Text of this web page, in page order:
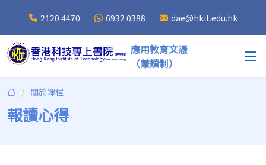
2120 4470 6932 0388 dae@hkit.edu.hk
應用教育文憑
（兼讀制）
關於課程
報讀心得